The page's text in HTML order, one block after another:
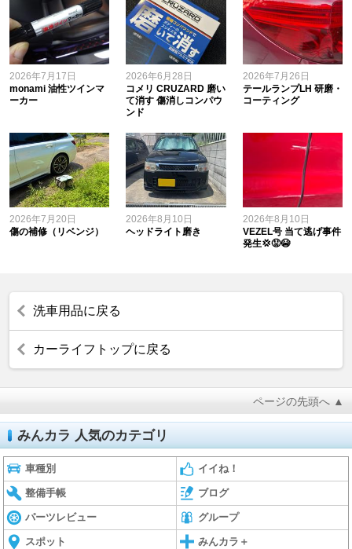
2026年7月17日
monami 油性ツインマ
ーカー
2026年6月28日
コメリ CRUZARD 磨い
て消す 傷消しコンパウ
ンド
2026年7月26日
テールランプLH 研磨・
コーティング
2026年7月20日
傷の補修（リベンジ）
2026年8月10日
ヘッドライト磨き
2026年8月10日
VEZEL号 当て逃げ事件
発生💢😡😭
洗車用品に戻る
カーライフトップに戻る
ページの先頭へ ▲
みんカラ 人気のカテゴリ
車種別 イイね！
整備手帳 ブログ
パーツレビュー グループ
スポット みんカラ＋